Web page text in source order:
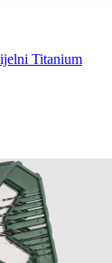
Titanium